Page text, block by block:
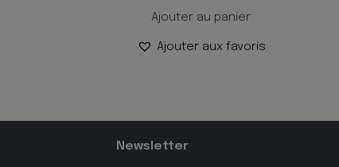
Ajouter au panier
Ajouter aux favoris
Newsletter